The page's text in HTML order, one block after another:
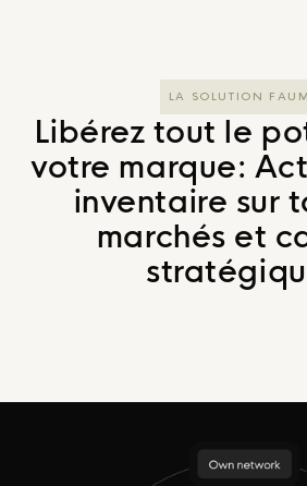
LA SOLUTION
Libérez tout le
votre marque:
inventaire sur
marchés et